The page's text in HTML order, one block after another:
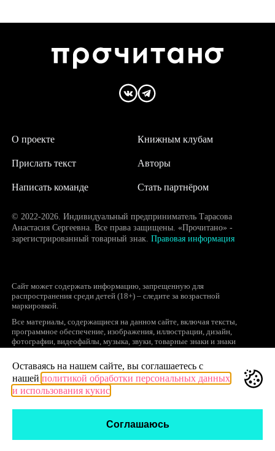
О проекте
Написать команде
Авторы
Прислать текст
Книжным клубам
Стать партнёром
© 2022-2026. Индивидуальный предприниматель Тарасова
Анастасия Сергеевна. Все права защищены. «Прочитано» -
зарегистрированный товарный знак. Правовая информация
Сайт может содержать информацию, запрещенную для
распространения среди детей (18+) – следите за возрастной
маркировкой.
Все материалы, содержащиеся на данном сайте, включая тексты,
программное обеспечение, изображения, иллюстрации, дизайн,
фотографии, видеофайлы, музыка, звуки, товарные знаки и знаки
объектами интеллектуальной собственности, исключительные права на
использование которых принадлежат правообладателям.
Запрещается полное или частичное копирование и распространение (в
том числе, путем воспроизведения и размещения на других сайтах и
Оставаясь на нашем сайте, вы соглашаетесь с
нашей политикой обработки персональных данных
и использования кукис
Соглашаюсь